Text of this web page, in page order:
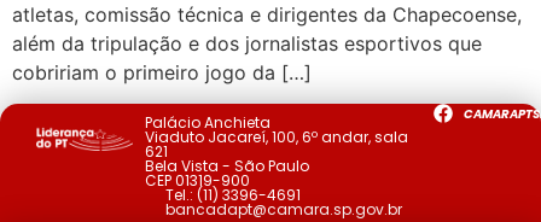
atletas, comissão técnica e dirigentes da Chapecoense,
além da tripulação e dos jornalistas esportivos que
cobririam o primeiro jogo da […]
Palácio Anchieta
Viaduto Jacareí, 100, 6º andar, sala
621
Bela Vista - São Paulo
CEP 01319-900
Tel.: (11) 3396-4691
bancadapt@camara.sp.gov.br